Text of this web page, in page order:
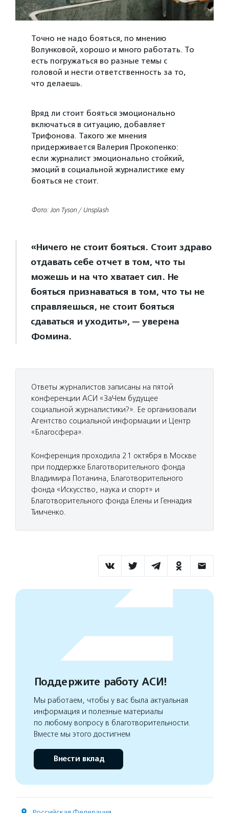
Точно не надо бояться, по мнению
Волунковой, хорошо и много работать. То
есть погружаться во разные темы с
головой и нести ответственность за то,
что делаешь.
Вряд ли стоит бояться эмоционально
включаться в ситуацию, добавляет
Трифонова. Такого же мнения
придерживается Валерия Прокопенко:
если журналист эмоционально стойкий,
эмоций в социальной журналистике ему
бояться не стоит.
Фото: Jon Tyson / Unsplash
«Ничего не стоит бояться. Стоит здраво
отдавать себе отчет в том, что ты
можешь и на что хватает сил. Не
бояться признаваться в том, что ты не
справляешься, не стоит бояться
сдаваться и уходить», — уверена
Фомина.
Ответы журналистов записаны на пятой
конференции АСИ «ЗаЧем будущее
социальной журналистики?». Ее организовали
Агентство социальной информации и Центр
«Благосфера».
Конференция проходила 21 октября в Москве
при поддержке Благотворительного фонда
Владимира Потанина, Благотворительного
фонда «Искусство, наука и спорт» и
Благотворительного фонда Елены и Геннадия
Тимченко.
Поддержите работу АСИ!
Мы работаем, чтобы у вас была актуальная
информация и полезные материалы
по любому вопросу в благотворительности.
Вместе мы этого достигнем
Внести вклад